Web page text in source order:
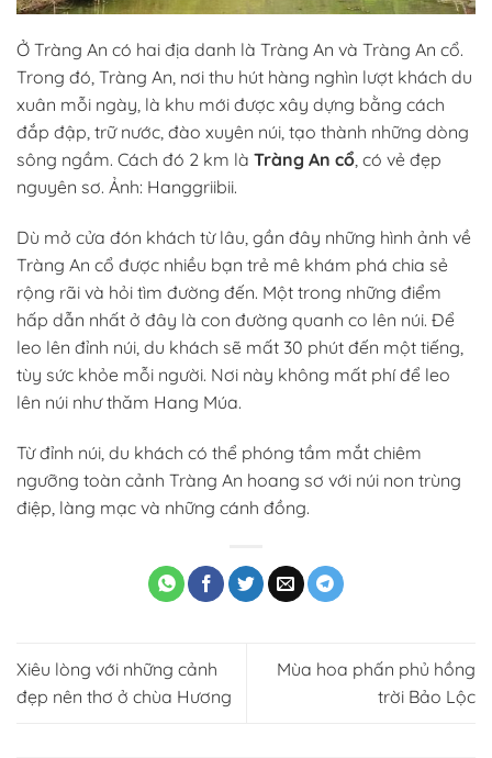
Ở Tràng An có hai địa danh là Tràng An và Tràng An cổ.
Trong đó, Tràng An, nơi thu hút hàng nghìn lượt khách du
xuân mỗi ngày, là khu mới được xây dựng bằng cách
đắp đập, trữ nước, đào xuyên núi, tạo thành những dòng
sông ngầm. Cách đó 2 km là Tràng An cổ, có vẻ đẹp
nguyên sơ. Ảnh: Hanggriibii.
Dù mở cửa đón khách từ lâu, gần đây những hình ảnh về
Tràng An cổ được nhiều bạn trẻ mê khám phá chia sẻ
rộng rãi và hỏi tìm đường đến. Một trong những điểm
hấp dẫn nhất ở đây là con đường quanh co lên núi. Để
leo lên đỉnh núi, du khách sẽ mất 30 phút đến một tiếng,
tùy sức khỏe mỗi người. Nơi này không mất phí để leo
lên núi như thăm Hang Múa.
Từ đỉnh núi, du khách có thể phóng tầm mắt chiêm
ngưỡng toàn cảnh Tràng An hoang sơ với núi non trùng
điệp, làng mạc và những cánh đồng.
Xiêu lòng với những cảnh
đẹp nên thơ ở chùa Hương
Mùa hoa phấn phủ hồng
trời Bảo Lộc